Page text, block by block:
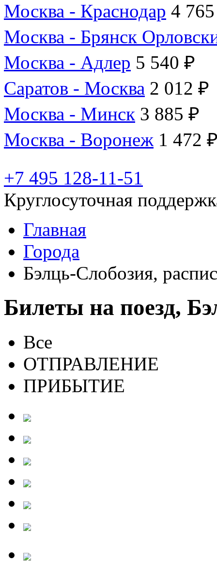
Москва - Краснодар 4
Москва - Брянск
Москва - Адлер 5 540 ₽
Саратов - Москва 2 012 ₽
Москва - Минск 3 885 ₽
Москва - Воронеж 1 472
+7 495 128-11-51
Круглосуточная
Главная
Города
Бэлць-Слобозия,
Билеты на поезд,
Все
ОТПРАВЛЕНИЕ
ПРИБЫТИЕ